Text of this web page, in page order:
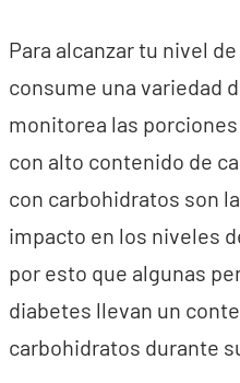
Para alcanzar tu nivel
consume una variedad
monitorea las
con alto contenido de
con carbohidratos son
impacto en los niveles
por esto que algunas
diabetes llevan un
carbohidratos durante